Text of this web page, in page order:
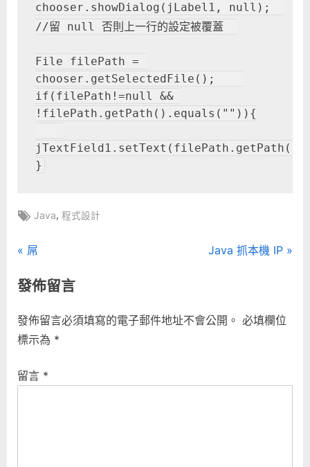
chooser.showDialog(jLabel1, null);
//留 null 否則上一行的設定被覆蓋
File filePath =
chooser.getSelectedFile();
if(filePath!=null &&
!filePath.getPath().equals("")){
}
Tags:
Java,程式設計
文
章
導
覽
P
e
i
o
s
屌
N
P
t
Java 抓本機 IP
發佈留言
發佈留言必須填寫的電子郵件地址不會公開。 必填欄位
標示為 *
留言 *